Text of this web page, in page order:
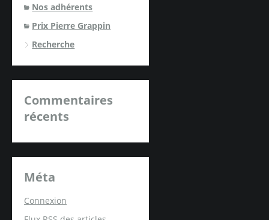
Nos adhérents
Prix Pierre Grappin
Recherche
Commentaires
récents
Méta
Connexion